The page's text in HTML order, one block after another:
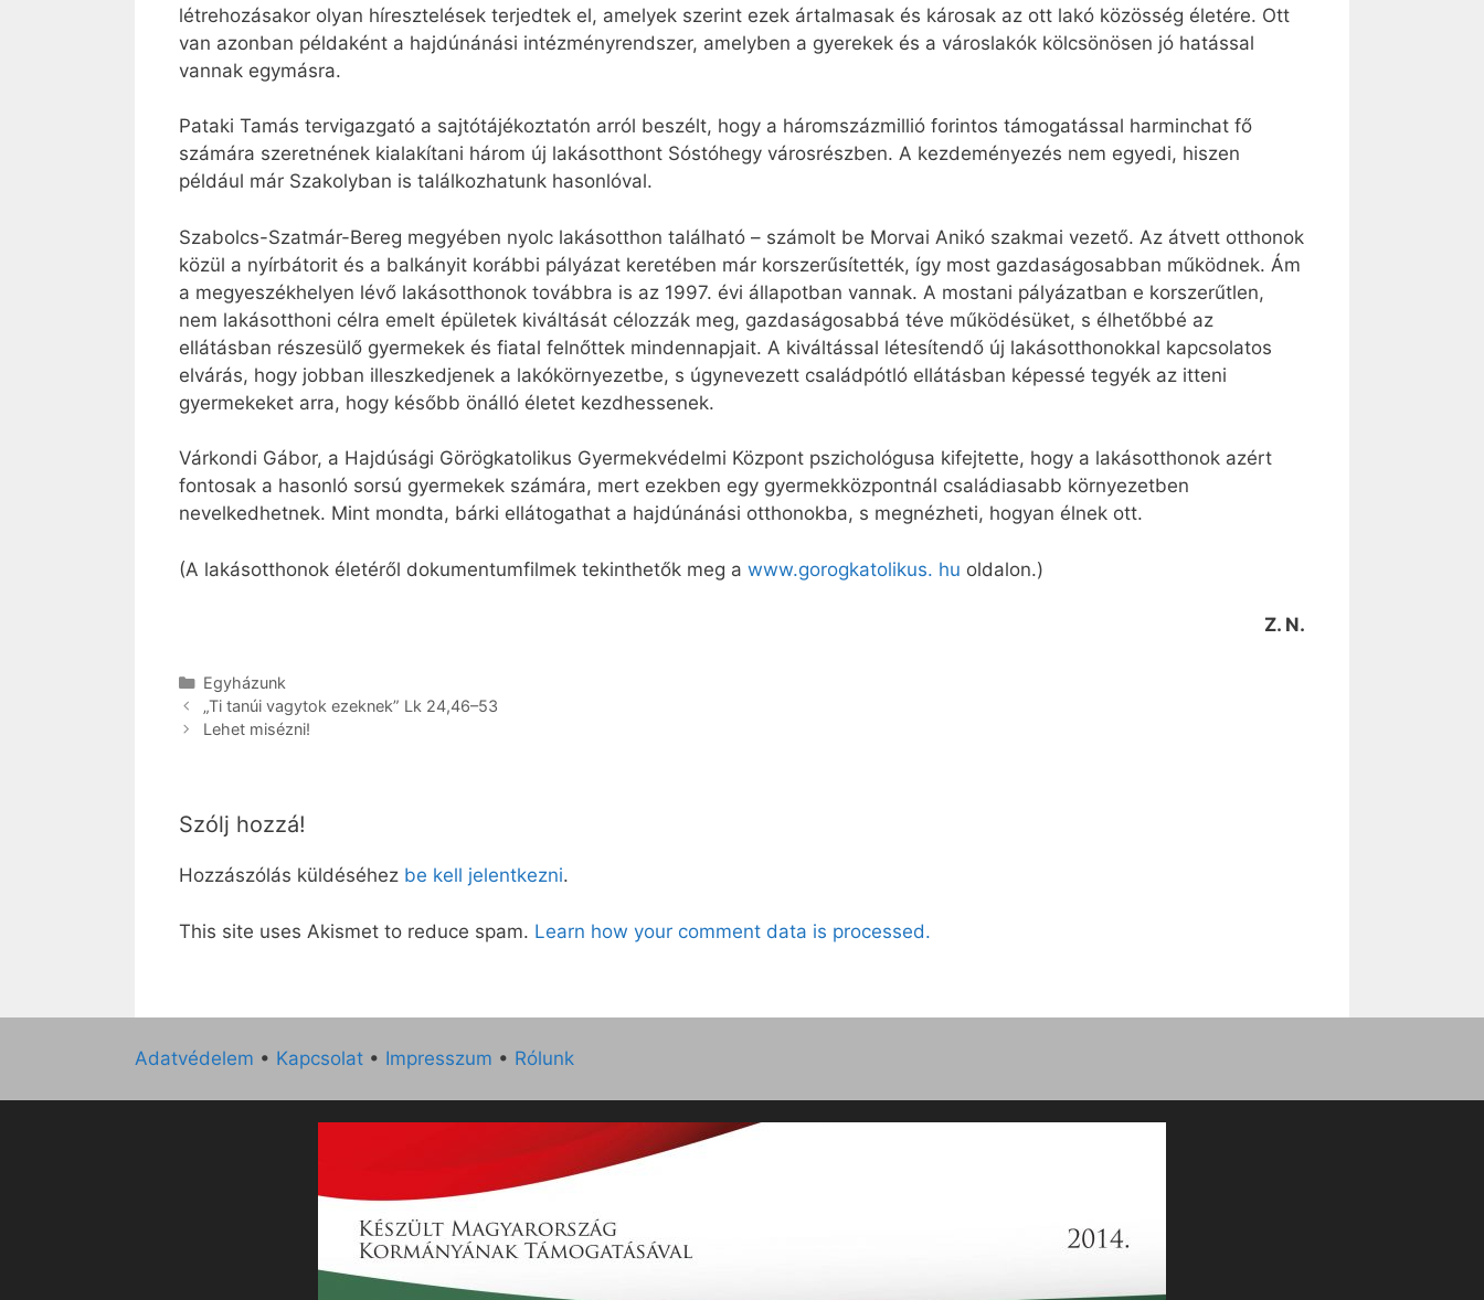
létrehozásakor olyan híresztelések terjedtek el, amelyek szerint ezek ártalmasak és károsak az ott lakó közösség életére. Ott
van azonban példaként a hajdúnánási intézményrendszer, amelyben a gyerekek és a városlakók kölcsönösen jó hatással
vannak egymásra.
Pataki Tamás tervigazgató a sajtótájékoztatón arról beszélt, hogy a háromszázmillió forintos támogatással harminchat fő
számára szeretnének kialakítani három új lakásotthont Sóstóhegy városrészben. A kezdeményezés nem egyedi, hiszen
például már Szakolyban is találkozhatunk hasonlóval.
Szabolcs-Szatmár-Bereg megyében nyolc lakásotthon található – számolt be Morvai Anikó szakmai vezető. Az átvett otthonok
közül a nyírbátorit és a balkányit korábbi pályázat keretében már korszerűsítették, így most gazdaságosabban működnek. Ám
a megyeszékhelyen lévő lakásotthonok továbbra is az 1997. évi állapotban vannak. A mostani pályázatban e korszerűtlen,
nem lakásotthoni célra emelt épületek kiváltását célozzák meg, gazdaságosabbá téve működésüket, s élhetőbbé az
ellátásban részesülő gyermekek és fiatal felnőttek mindennapjait. A kiváltással létesítendő új lakásotthonokkal kapcsolatos
elvárás, hogy jobban illeszkedjenek a lakókörnyezetbe, s úgynevezett családpótló ellátásban képessé tegyék az itteni
gyermekeket arra, hogy később önálló életet kezdhessenek.
Várkondi Gábor, a Hajdúsági Görögkatolikus Gyermekvédelmi Központ pszichológusa kifejtette, hogy a lakásotthonok azért
fontosak a hasonló sorsú gyermekek számára, mert ezekben egy gyermekközpontnál családiasabb környezetben
nevelkedhetnek. Mint mondta, bárki ellátogathat a hajdúnánási otthonokba, s megnézheti, hogyan élnek ott.
(A lakásotthonok életéről dokumentumfilmek tekinthetők meg a www.gorogkatolikus. hu oldalon.)
Z. N.
Kategória
Egyházunk
„Ti tanúi vagytok ezeknek” Lk 24,46–53
Lehet misézni!
Szólj hozzá!
Hozzászólás küldéséhez be kell jelentkezni.
This site uses Akismet to reduce spam. Learn how your comment data is processed.
Adatvédelem • Kapcsolat • Impresszum • Rólunk